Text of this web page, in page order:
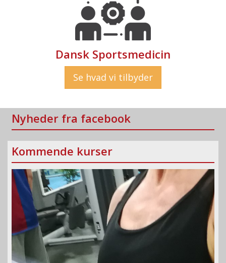
Dansk Sportsmedicin
Se hvad vi tilbyder
Nyheder fra facebook
Kommende kurser